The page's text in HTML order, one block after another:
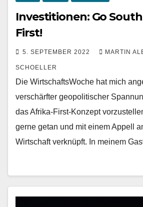
Investitionen: Go
First!
5. SEPTEMBER 2022 MARTIN
SCHOELLER
Die WirtschaftsWoche hat mich
verschärfter geopolitischer
das Afrika-First-Konzept
gerne getan und mit einem Appell
Wirtschaft verknüpft. In meinem